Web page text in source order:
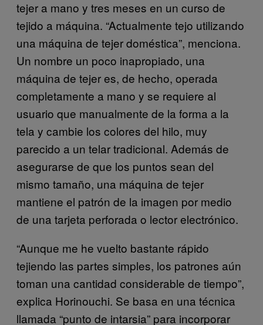
tejer a mano y tres meses en un curso de
tejido a máquina. “Actualmente tejo utilizando
una máquina de tejer doméstica”, menciona.
Un nombre un poco inapropiado, una
máquina de tejer es, de hecho, operada
completamente a mano y se requiere al
usuario que manualmente de la forma a la
tela y cambie los colores del hilo, muy
parecido a un telar tradicional. Además de
asegurarse de que los puntos sean del
mismo tamaño, una máquina de tejer
mantiene el patrón de la imagen por medio
de una tarjeta perforada o lector electrónico.
“Aunque me he vuelto bastante rápido
tejiendo las partes simples, los patrones aún
toman una cantidad considerable de tiempo”,
explica Horinouchi. Se basa en una técnica
llamada “punto de intarsia” para incorporar